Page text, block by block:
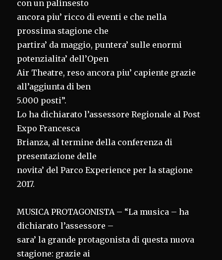
con un palinsesto
ancora piu’ ricco di eventi e che nella
prossima stagione che
partira’ da maggio, puntera’ sulle enormi
potenzialita’ dell’Open
Air Theatre, reso ancora piu’ capiente grazie
all’aggiunta di ben
5.000 posti”.
Lo ha dichiarato l’assessore Regionale al Post
Expo Francesca
Brianza, al termine della conferenza di
presentazione delle
novita’ del Parco Experience per la stagione
2017.
MUSICA PROTAGONISTA – “La musica – ha
dichiarato l’assessore –
sara’ la grande protagonista di questa nuova
stagione: grazie ai